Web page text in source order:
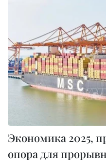
Экономика 2025,
опора для